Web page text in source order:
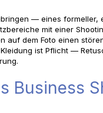
— eines formeller,
mit einer
auf dem Foto einen
ist Pflicht —
Business